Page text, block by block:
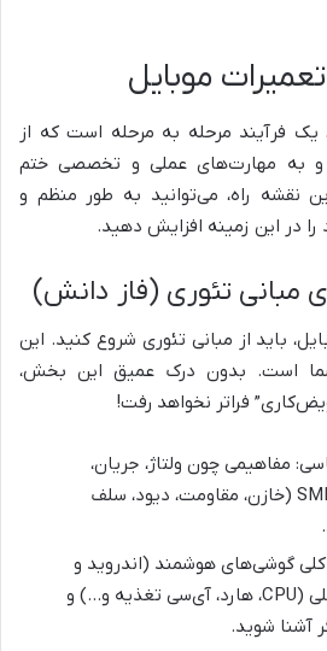
موبایل
یک فرآیند مرحله به مرحله است که از
و به مهارت‌های عملی و تخصصی ختم
نقشه راه، می‌توانید به طور منظم و
در این زمینه افزایش دهید.
مبانی تئوری (فاز دانش)
باید از مبانی تئوری شروع کنید. این
شما است. بدون درک عمیق این بخش،
فراتر نخواهد رفت!
مفاهیمی چون ولتاژ، جریان،
مقاومت و کارکرد قطعات SMD (خازن، مقاومت، دیود، سلف
کلی گوشی‌های هوشمند (اندروید و
آیفون)، جایگاه قطعات اصلی (CPU، هارد، آی‌سی تغذیه و…) و
آشنا شوید.